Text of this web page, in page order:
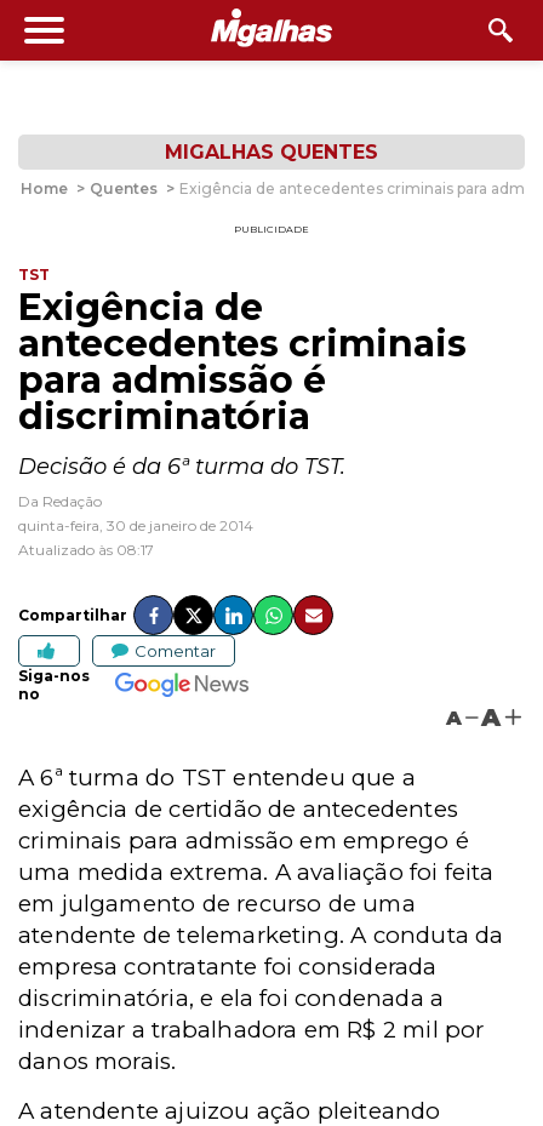
MIGALHAS QUENTES
Home > Quentes > Exigência de antecedentes criminais para
PUBLICIDADE
TST
Exigência de
antecedentes criminais
para admissão é
discriminatória
Decisão é da 6ª turma do TST.
Da Redação
quinta-feira, 30 de janeiro de 2014
Atualizado às 08:17
Compartilhar
Comentar
Siga-nos
no
A A
A 6ª turma do TST entendeu que a
exigência de certidão de antecedentes
criminais para admissão em emprego é
uma medida extrema. A avaliação foi feita
em julgamento de recurso de uma
atendente de telemarketing. A conduta da
empresa contratante foi considerada
discriminatória, e ela foi condenada a
indenizar a trabalhadora em R$ 2 mil por
danos morais.
A atendente ajuizou ação pleiteando